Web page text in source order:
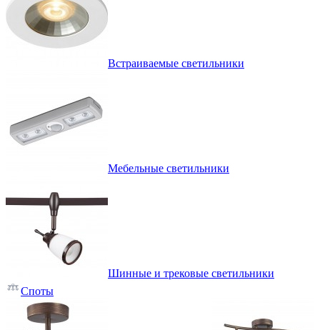
Встраиваемые светильники
Мебельные светильники
Шинные и трековые светильники
Споты